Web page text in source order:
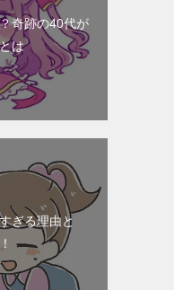
奇跡の40代が
は
ぎる理由と